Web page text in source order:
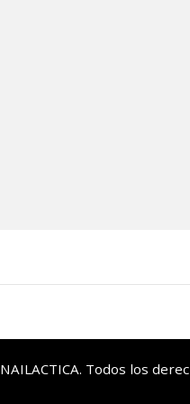
NAILACTICA. Todos los